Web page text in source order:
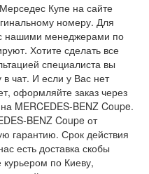
Купе на сайте
номеру. Для
нашими менеджерами по
Хотите сделать все
специалиста вы
чат. И если у Вас нет
оформляйте заказ через
MERCEDES-BENZ Coupe.
BENZ Coupe от
гарантию. Срок действия
есть доставка скобы
по Киеву,